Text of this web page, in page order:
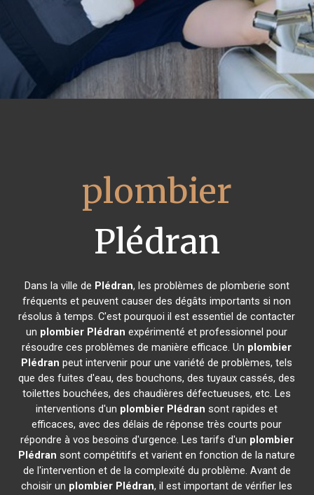
plombier
Plédran
Dans la ville de Plédran, les problèmes de plomberie sont
fréquents et peuvent causer des dégâts importants si non
résolus à temps. C'est pourquoi il est essentiel de contacter
un plombier Plédran expérimenté et professionnel pour
résoudre ces problèmes de manière efficace. Un plombier
Plédran peut intervenir pour une variété de problèmes, tels
que des fuites d'eau, des bouchons, des tuyaux cassés, des
toilettes bouchées, des chaudières défectueuses, etc. Les
interventions d'un plombier Plédran sont rapides et
efficaces, avec des délais de réponse très courts pour
répondre à vos besoins d'urgence. Les tarifs d'un plombier
Plédran sont compétitifs et varient en fonction de la nature
de l'intervention et de la complexité du problème. Avant de
choisir un plombier Plédran, il est important de vérifier les